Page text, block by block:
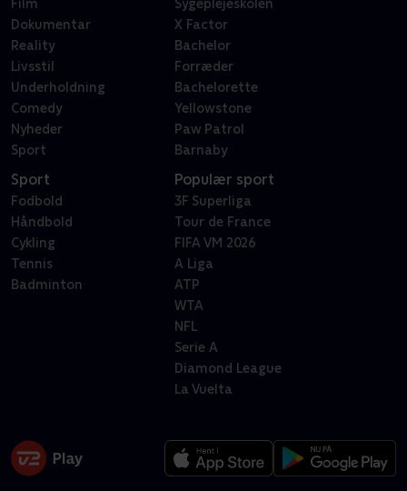
Film
Dokumentar
Reality
Livsstil
Underholdning
Comedy
Nyheder
Sport
Sygeplejeskolen
X Factor
Bachelor
Forræder
Bachelorette
Yellowstone
Paw Patrol
Barnaby
Sport
Fodbold
Håndbold
Cykling
Tennis
Badminton
Populær sport
3F Superliga
Tour de France
FIFA VM 2026
A Liga
ATP
WTA
NFL
Serie A
Diamond League
La Vuelta